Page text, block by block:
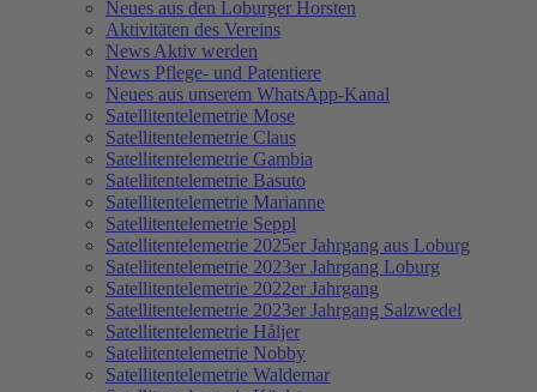
Neues aus den Loburger Horsten
Aktivitäten des Vereins
News Aktiv werden
News Pflege- und Patentiere
Neues aus unserem WhatsApp-Kanal
Satellitentelemetrie Mose
Satellitentelemetrie Claus
Satellitentelemetrie Gambia
Satellitentelemetrie Basuto
Satellitentelemetrie Marianne
Satellitentelemetrie Seppl
Satellitentelemetrie 2025er Jahrgang aus Loburg
Satellitentelemetrie 2023er Jahrgang Loburg
Satellitentelemetrie 2022er Jahrgang
Satellitentelemetrie 2023er Jahrgang Salzwedel
Satellitentelemetrie Håljer
Satellitentelemetrie Nobby
Satellitentelemetrie Waldemar